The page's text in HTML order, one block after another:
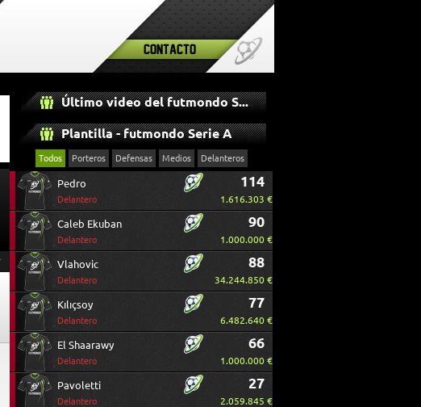
Contacto
Último video del futmondo Serie A
Plantilla - futmondo Serie A
Todos Porteros Defensas Medios Delanteros
Pedro
Delantero
114
1.616.303 €
Caleb Ekuban
Delantero
90
1.000.000 €
Vlahovic
Delantero
88
34.244.850 €
Kılıçsoy
Delantero
77
6.482.640 €
El Shaarawy
Delantero
66
1.000.000 €
Pavoletti
Delantero
27
2.059.845 €